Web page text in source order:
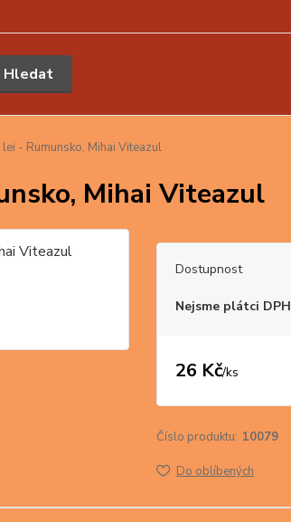
Hledat
- Rumunsko, Mihai Viteazul
Mihai Viteazul
Dostupnost
Nejsme plátci DPH
26 Kč/ks
Číslo produktu: 10079
Do oblíbených